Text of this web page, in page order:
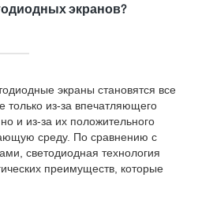
экранов?
экраны становятся все
из-за впечатляющего
и из-за их положительного
среду. По сравнению с
светодиодная технология
преимуществ, которые